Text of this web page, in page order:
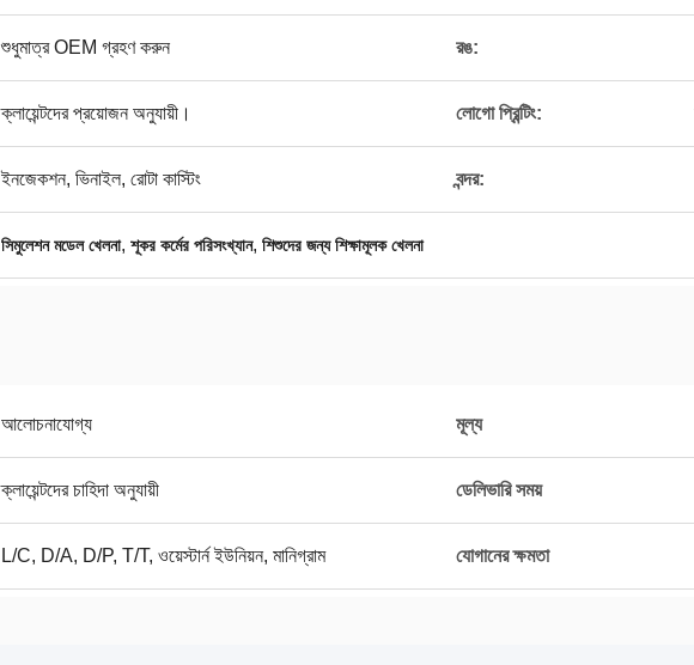
শুধুমাত্র OEM গ্রহণ করুন রঙ:
ক্লায়েন্টদের প্রয়োজন অনুযায়ী। লোগো প্রিন্টিং:
ইনজেকশন, ভিনাইল, রোটা কাস্টিং বন্দর:
সিমুলেশন মডেল খেলনা, শূকর কর্মের পরিসংখ্যান, শিশুদের জন্য শিক্ষামূলক খেলনা
আলোচনাযোগ্য মূল্য
ক্লায়েন্টদের চাহিদা অনুযায়ী ডেলিভারি সময়
L/C, D/A, D/P, T/T, ওয়েস্টার্ন ইউনিয়ন, মানিগ্রাম যোগানের ক্ষমতা